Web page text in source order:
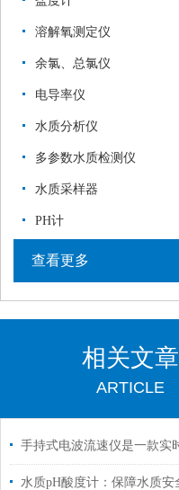
溶解氧测定仪
余氯、总氯仪
电导率仪
水质分析仪
多参数水质检测仪
水质采样器
PH计
查看更多
相关文章
ARTICLE